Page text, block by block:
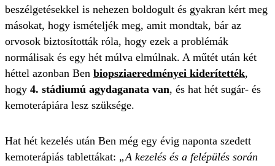
beszélgetésekkel is nehezen boldogult és gyakran kért meg
másokat, hogy ismételjék meg, amit mondtak, bár az
orvosok biztosították róla, hogy ezek a problémák
normálisak és egy hét múlva elmúlnak. A műtét után két
héttel azonban Ben biopsziaeredményei kiderítették,
hogy 4. stádiumú agydaganata van, és hat hét sugár- és
kemoterápiára lesz szüksége.
Hat hét kezelés után Ben még egy évig naponta szedett
kemoterápiás tablettákat: „A kezelés és a felépülés során